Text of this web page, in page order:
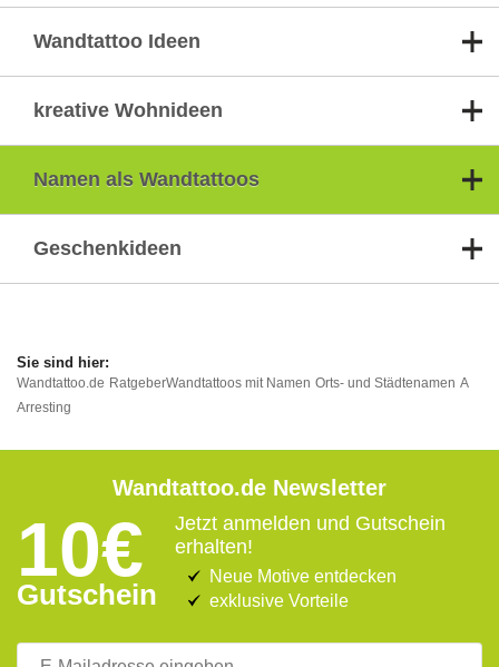
Wandtattoo Ideen
kreative Wohnideen
Namen als Wandtattoos
Geschenkideen
Wandtattoo.de RatgeberWandtattoos mit Namen Orts- und Städtenamen A
Arresting
Wandtattoo.de Newsletter
10€
Gutschein
Jetzt anmelden und Gutschein
erhalten!
Neue Motive entdecken
exklusive Vorteile